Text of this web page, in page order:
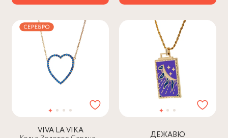
VIVA LA VIKA ДЕЖАВЮ